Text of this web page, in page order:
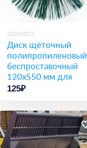
21/04/2023
Диск щёточный
полипропиленовый
беспроставочный
120х550 мм для
коммунальной
125₽